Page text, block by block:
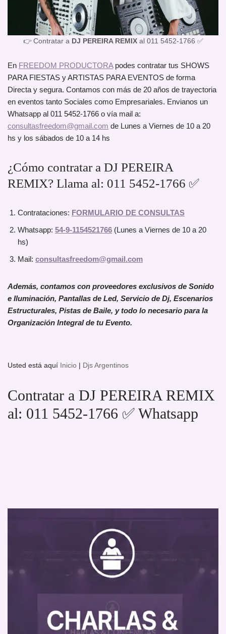
👉 Contratar a DJ PEREIRA REMIXal 011 5452-1766 ✅
En FREEDOM PRODUCTORApodes contratar tus SHOWS
PARA FIESTAS y ARTISTAS PARA EVENTOS de forma
Directa y segura. Contamos con más de 20 años de trayectoria
en eventos tanto Sociales como Empresariales. Envianos un
Whatsapp al 011 5452-1766 o vía mail a:
consultasfreedom@gmail.com de Lunes a Viernes de 10 a 20
hs y los sábados de 10 a 14 hs
¿Cómo contratar a DJ PEREIRA
REMIX? Llama al: 011 5452-1766 ✅
Contrataciones: FORMULARIO DE CONSULTAS
Whatsapp: 54-9-1154521766 (Lunes a Viernes de 10 a 20
hs)
Mail: consultasfreedom@gmail.com
Además, contamos con proveedores exclusivos de Sonido
e Iluminación, Pantallas de Led, Servicio de Dj, Escenarios
Estructurales, Pistas de Baile, y todo lo necesario para la
Organización Integral de tu Evento.
Usted está aquí Inicio | Djs Argentinos
Contratar a DJ PEREIRA REMIX
al: 011 5452-1766 ✅ Whatsapp